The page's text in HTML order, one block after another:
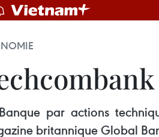
par actions
britannique Global